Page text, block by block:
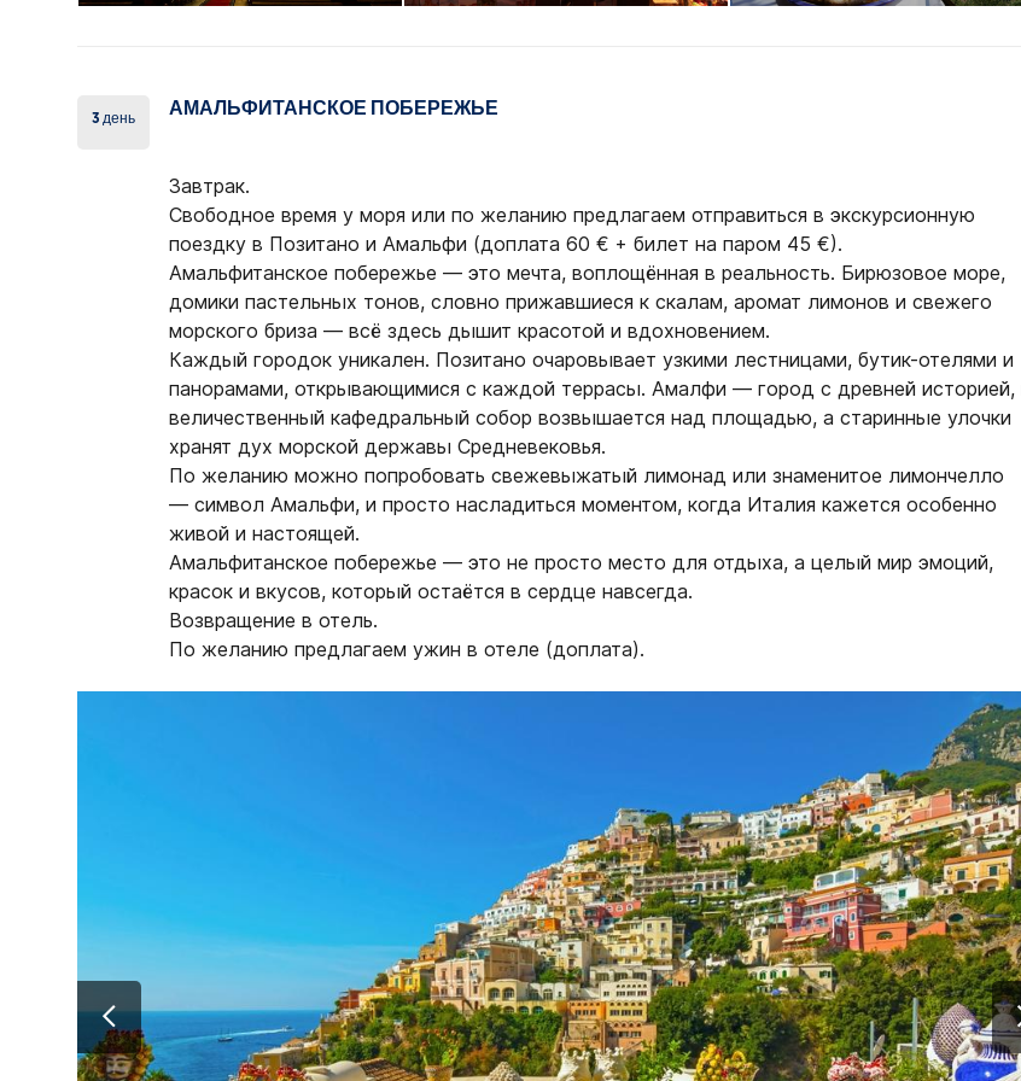
3 день АМАЛЬФИТАНСКОЕ ПОБЕРЕЖЬЕ
Завтрак.
Свободное время у моря или по желанию предлагаем отправиться в экскурсионную
поездку в Позитано и Амальфи (доплата 60 € + билет на паром 45 €).
Амальфитанское побережье — это мечта, воплощённая в реальность. Бирюзовое море,
домики пастельных тонов, словно прижавшиеся к скалам, аромат лимонов и свежего
морского бриза — всё здесь дышит красотой и вдохновением.
Каждый городок уникален. Позитано очаровывает узкими лестницами, бутик-отелями и
панорамами, открывающимися с каждой террасы. Амалфи — город с древней историей,
величественный кафедральный собор возвышается над площадью, а старинные улочки
хранят дух морской державы Средневековья.
По желанию можно попробовать свежевыжатый лимонад или знаменитое лимончелло
—символ Амальфи, и просто насладиться моментом, когда Италия кажется особенно
живой и настоящей.
Амальфитанское побережье — это не просто место для отдыха, а целый мир эмоций,
красок и вкусов, который остаётся в сердце навсегда.
Возвращение в отель.
По желанию предлагаем ужин в отеле (доплата).